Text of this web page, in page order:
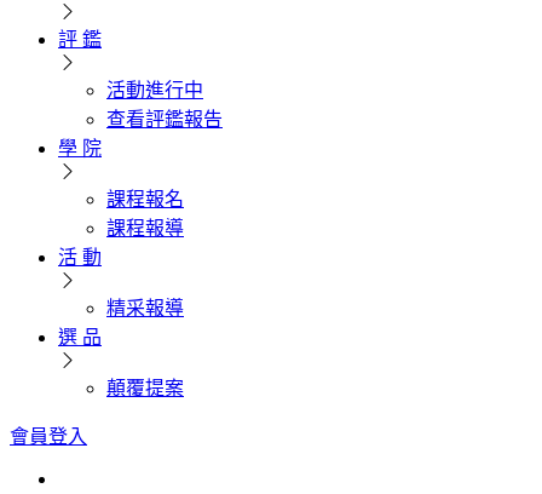
評 鑑
活動進行中
查看評鑑報告
學 院
課程報名
課程報導
活 動
精采報導
選 品
顛覆提案
會員登入